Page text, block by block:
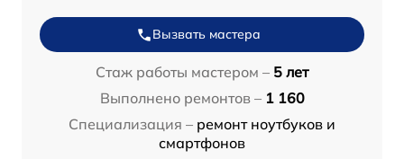
Вызвать мастера
Стаж работы мастером – 5 лет
Выполнено ремонтов – 1 160
Специализация – ремонт ноутбуков и
смартфонов